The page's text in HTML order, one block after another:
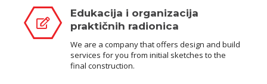
Edukacija i organizacija
praktičnih radionica
We are a company that offers design and build
services for you from initial sketches to the
final construction.